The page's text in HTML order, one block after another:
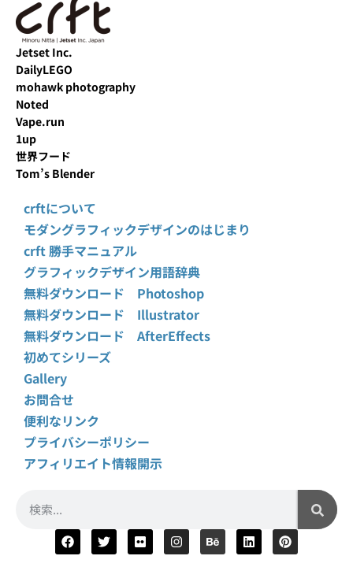
Jetset Inc.
DailyLEGO
mohawk photography
Noted
Vape.run
1up
世界フード
Tom’s Blender
crftについて
モダングラフィックデザインのはじまり
crft 勝手マニュアル
グラフィックデザイン用語辞典
無料ダウンロード Photoshop
無料ダウンロード Illustrator
無料ダウンロード AfterEffects
初めてシリーズ
Gallery
お問合せ
便利なリンク
プライバシーポリシー
アフィリエイト情報開示